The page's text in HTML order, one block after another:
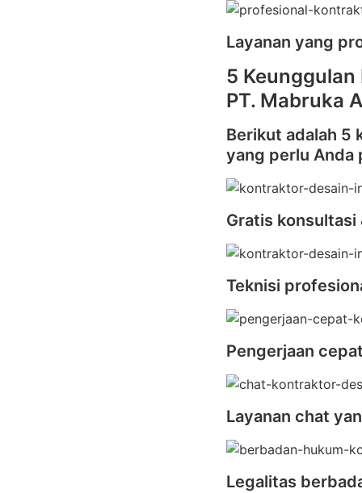
Layanan yang
5
PT. Mabruka
Berikut adalah 5
yang perlu Anda
Gratis konsultasi
Teknisi
Pengerjaan
Layanan chat
Legalitas